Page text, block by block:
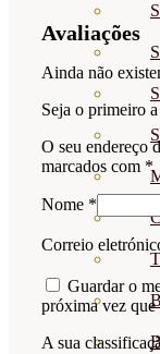
Avaliações
Ainda não
Seja o primeiro
O seu endereço
marcados com *
Nome *
Correio
Guardar o
próxima vez que
A sua